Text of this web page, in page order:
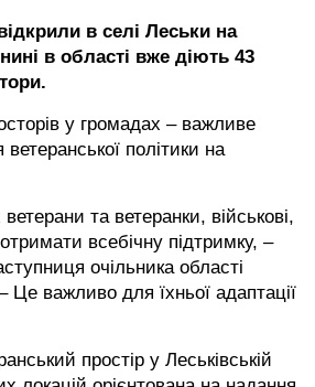
в селі Леськи на
в області вже діють 43
у громадах – важливе
ветеранської політики на
та ветеранки, військові,
всебічну підтримку, –
очільника області
Це важливо для їхньої адаптації
простір у Леськівській